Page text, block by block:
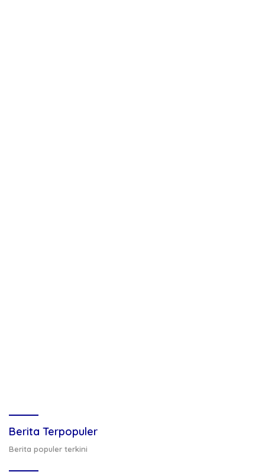
Berita Terpopuler
Berita populer terkini